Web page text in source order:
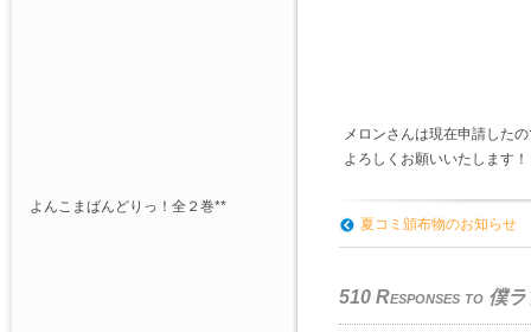
メロンさんは現在申請した
よろしくお願いいたします！
夏コミ頒布物のお知らせ
510 Responses to 僕ラ
よんこまばんどりっ！全２巻**